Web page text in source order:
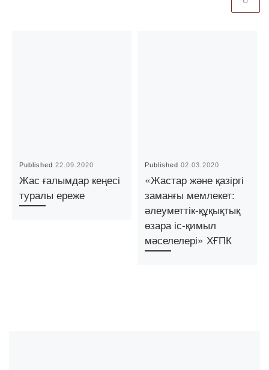
Published22.09.2020
Жас ғалымдар кеңесі
туралы ереже
Published02.03.2020
«Жастар және қазіргі
заманғы мемлекет:
әлеуметтік-құқықтық
өзара іс-қимыл
мәселелері» ХҒПК